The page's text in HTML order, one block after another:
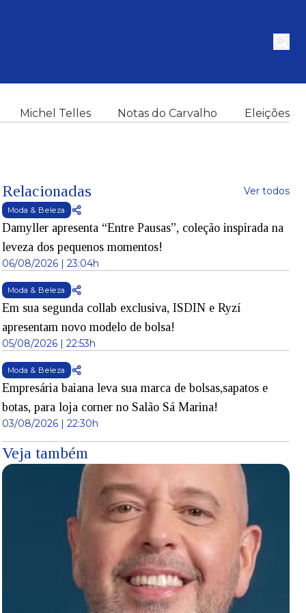
Michel Telles Notas do Carvalho Eleições
Relacionadas Ver todos
Moda & Beleza
Damyller apresenta “Entre Pausas”, coleção inspirada na
leveza dos pequenos momentos!
06/08/2026 | 23:04h
Moda & Beleza
Em sua segunda collab exclusiva, ISDIN e Ryzí
apresentam novo modelo de bolsa!
05/08/2026 | 22:53h
Moda & Beleza
Empresária baiana leva sua marca de bolsas,sapatos e
botas, para loja corner no Salão Sá Marina!
03/08/2026 | 22:30h
Veja também